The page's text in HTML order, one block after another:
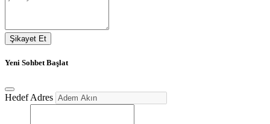
Şikayet Et
Yeni Sohbet Başlat
Hedef Adres